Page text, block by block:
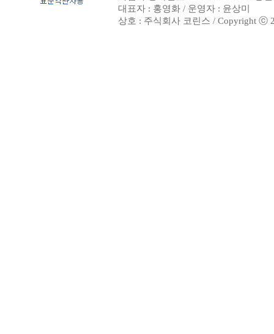
대표자 : 홍영화 / 운영자 : 윤상미
상호 : 주식회사 코린스 / Copyright ⓒ